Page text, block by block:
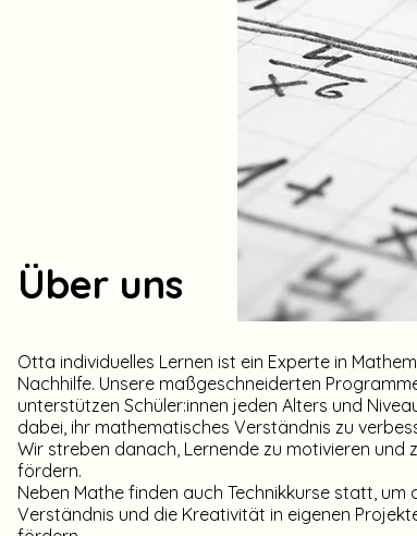
Über uns
Otta individuelles Lernen ist ein Experte in
Nachhilfe. Unsere maßgeschneiderten
unterstützen Schüler:innen jeden Alters und
dabei, ihr mathematisches Verständnis zu
Wir streben danach, Lernende zu motivieren und
fördern.
Neben Mathe finden auch Technikkurse statt, um
Verständnis und die Kreativität in eigenen